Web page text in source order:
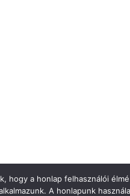
hogy a honlap felhasználói
A honlapunk